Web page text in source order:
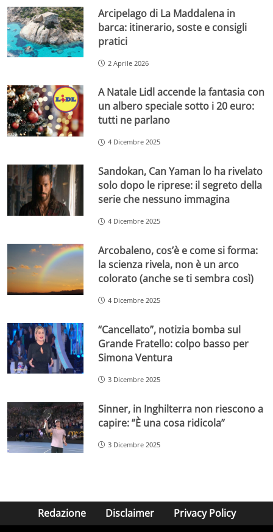
Arcipelago di La Maddalena in
barca: itinerario, soste e consigli
pratici
2 Aprile 2026
A Natale Lidl accende la fantasia con
un albero speciale sotto i 20 euro:
tutti ne parlano
4 Dicembre 2025
Sandokan, Can Yaman lo ha rivelato
solo dopo le riprese: il segreto della
serie che nessuno immagina
4 Dicembre 2025
Arcobaleno, cos’è e come si forma:
la scienza rivela, non è un arco
colorato (anche se ti sembra così)
4 Dicembre 2025
“Cancellato”, notizia bomba sul
Grande Fratello: colpo basso per
Simona Ventura
3 Dicembre 2025
Sinner, in Inghilterra non riescono a
capire: ”È una cosa ridicola”
3 Dicembre 2025
Redazione Disclaimer Privacy Policy